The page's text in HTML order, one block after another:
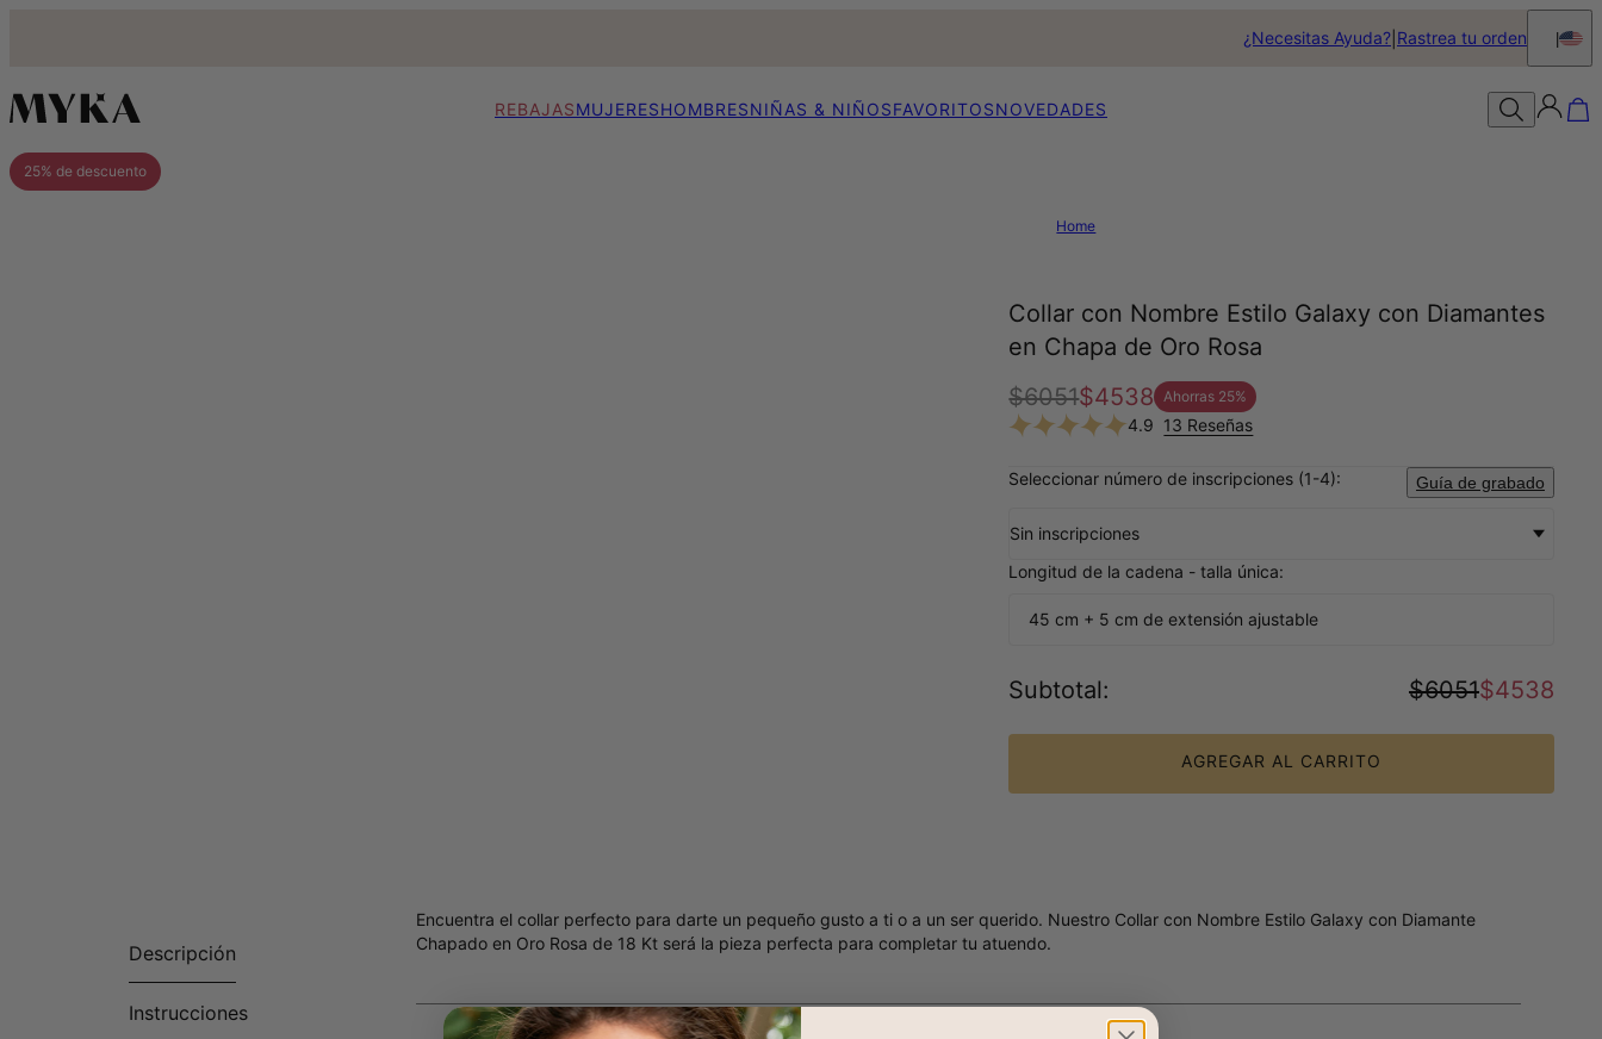
¿Necesitas Ayuda? Rastrea tu orden
REBAJASMUJERESHOMBRESNIÑAS & NIÑOSFAVORITOSNOVEDADES
25% de descuento
Home
Collar con Nombre Estilo Galaxy con Diamantes
en Chapa de Oro Rosa
$6051$4538 Ahorras 25%
4.9 13 Reseñas
Seleccionar número de inscripciones (1-4): Guía de grabado
Sin inscripciones
Longitud de la cadena - talla única:
45 cm + 5 cm de extensión ajustable
Subtotal: $6051$4538
AGREGAR AL CARRITO
Descripción
Instrucciones
Encuentra el collar perfecto para darte un pequeño gusto a ti o a un ser querido. Nuestro Collar con Nombre Estilo Galaxy con Diamante
Chapado en Oro Rosa de 18 Kt será la pieza perfecta para completar tu atuendo.